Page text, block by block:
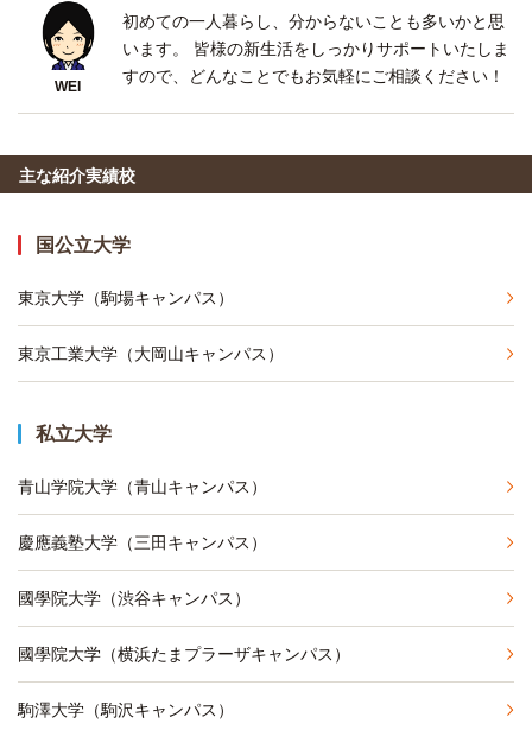
WEI
初めての一人暮らし、分からないことも多いかと思
います。 皆様の新生活をしっかりサポートいたしま
すので、どんなことでもお気軽にご相談ください！
主な紹介実績校
国公立大学
東京大学（駒場キャンパス）
東京工業大学（大岡山キャンパス）
私立大学
青山学院大学（青山キャンパス）
慶應義塾大学（三田キャンパス）
國學院大学（渋谷キャンパス）
國學院大学（横浜たまプラーザキャンパス）
駒澤大学（駒沢キャンパス）